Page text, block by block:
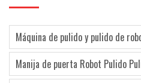
Máquina de pulido y pulido de
Manija de puerta Robot Pulido